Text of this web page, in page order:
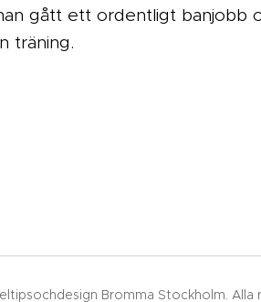
gått ett ordentligt banjobb
träning.
Bromma Stockholm.